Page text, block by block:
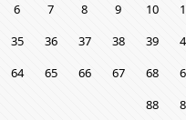
6 7 8 9 10
35 36 37 38 39
64 65 66 67 68
88